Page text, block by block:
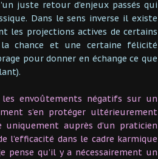
juste retour d’enjeux passés qui
Dans le sens inverse il existe
les projections actives de certains
chance et une certaine félicité
pour donner en échange ce que
les envoûtements négatifs sur un
s’en protéger ultérieurement
auprès d’un praticien
l’efficacité dans le cadre karmique
pense qu’il y a nécessairement un